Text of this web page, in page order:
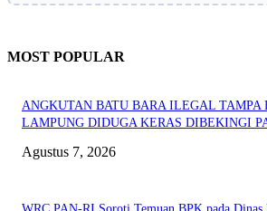
MOST POPULAR
ANGKUTAN BATU BARA ILEGAL
LAMPUNG DIDUGA KERAS DIBEKINGI
Agustus 7, 2026